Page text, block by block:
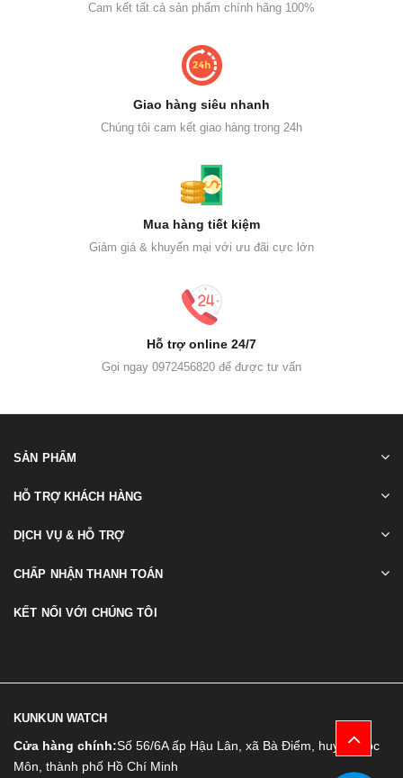
Cam kết tất cả sản phẩm chính hãng 100%
Giao hàng siêu nhanh
Chúng tôi cam kết giao hàng trong 24h
Mua hàng tiết kiệm
Giảm giá & khuyến mại với ưu đãi cực lớn
Hỗ trợ online 24/7
Gọi ngay 0972456820 để được tư vấn
SẢN PHẨM
HỖ TRỢ KHÁCH HÀNG
DỊCH VỤ & HỖ TRỢ
CHẤP NHẬN THANH TOÁN
KẾT NỐI VỚI CHÚNG TÔI
KUNKUN WATCH
Cửa hàng chính:Số 56/6A ấp Hậu Lân, xã Bà Điểm, huyện Hóc
Môn, thành phố Hồ Chí Minh